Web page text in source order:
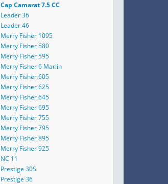
Cap Camarat 7.5 CC
Leader 36
Leader 46
Merry Fisher 1095
Merry Fisher 580
Merry Fisher 595
Merry Fisher 6 Marlin
Merry Fisher 605
Merry Fisher 625
Merry Fisher 645
Merry Fisher 695
Merry Fisher 755
Merry Fisher 795
Merry Fisher 895
Merry Fisher 925
NC 11
Prestige 30S
Prestige 36